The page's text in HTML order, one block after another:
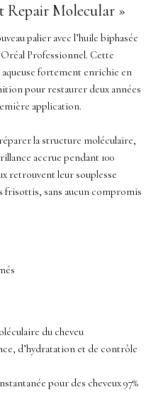
Repair Molecular »
palier avec l’huile biphasée
Professionnel. Cette
fortement enrichie en
pour restaurer deux années
application.
la structure moléculaire,
accrue pendant 100
retrouvent leur souplesse
frisottis, sans aucun compromis
du cheveu
d’hydratation et de contrôle
pour des cheveux 97%